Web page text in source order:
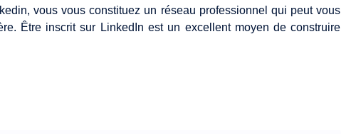
vous vous constituez un réseau professionnel qui peut vous
Être inscrit sur LinkedIn est un excellent moyen de construire